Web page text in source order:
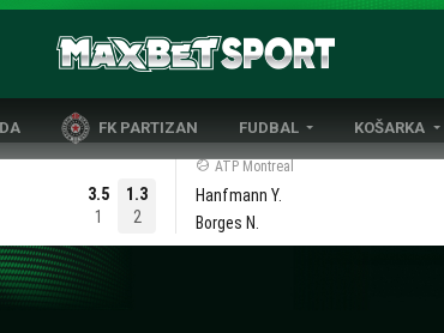
FK PARTIZAN
FUDBAL
DOMAĆI FUDBAL
LIGE PETICE
EVROPSKA TAKMIČENJA
KOŠARKA
EVROLIGA
NBA LIGA
3.5
1
1.3
2
ATP Montreal
Hanfmann Y.
Borges N.